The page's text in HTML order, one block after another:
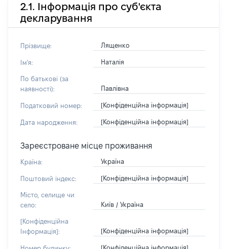
2.1. Інформація про суб'єкта
декларування
Прізвище: Лященко
Ім'я: Наталія
По батькові (за
наявності):
Павлівна
Податковий номер: [Конфіденційна інформація]
Дата народження: [Конфіденційна інформація]
Зареєстроване місце проживання
Країна: Україна
Поштовий індекс: [Конфіденційна інформація]
Місто, селище чи
село:
Київ / Україна
[Конфіденційна
Інформація]:
[Конфіденційна інформація]
[Конфіденційна інформація]